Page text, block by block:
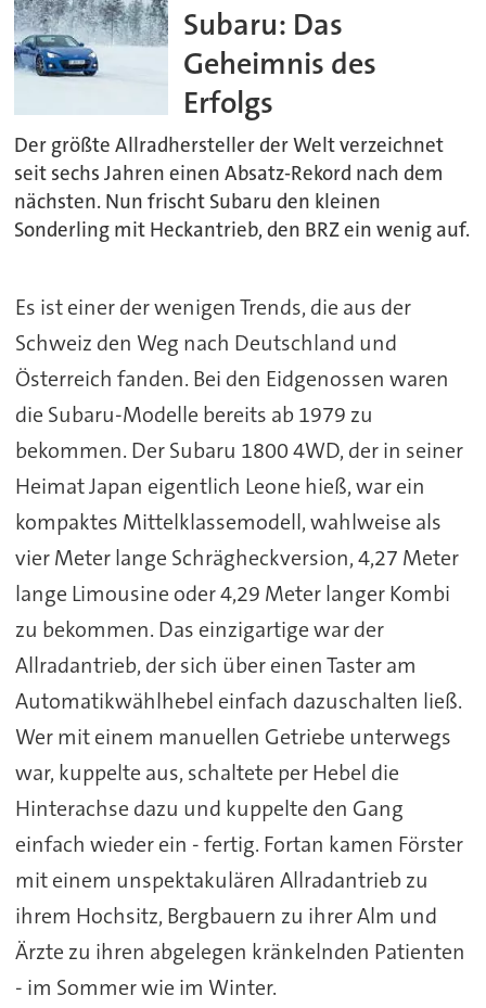
Subaru: Das
Geheimnis des
Erfolgs
Der größte Allradhersteller der Welt verzeichnet
seit sechs Jahren einen Absatz-Rekord nach dem
nächsten. Nun frischt Subaru den kleinen
Sonderling mit Heckantrieb, den BRZ ein wenig auf.
Es ist einer der wenigen Trends, die aus der
Schweiz den Weg nach Deutschland und
Österreich fanden. Bei den Eidgenossen waren
die Subaru-Modelle bereits ab 1979 zu
bekommen. Der Subaru 1800 4WD, der in seiner
Heimat Japan eigentlich Leone hieß, war ein
kompaktes Mittelklassemodell, wahlweise als
vier Meter lange Schrägheckversion, 4,27 Meter
lange Limousine oder 4,29 Meter langer Kombi
zu bekommen. Das einzigartige war der
Allradantrieb, der sich über einen Taster am
Automatikwählhebel einfach dazuschalten ließ.
Wer mit einem manuellen Getriebe unterwegs
war, kuppelte aus, schaltete per Hebel die
Hinterachse dazu und kuppelte den Gang
einfach wieder ein - fertig. Fortan kamen Förster
mit einem unspektakulären Allradantrieb zu
ihrem Hochsitz, Bergbauern zu ihrer Alm und
Ärzte zu ihren abgelegen kränkelnden Patienten
- im Sommer wie im Winter.